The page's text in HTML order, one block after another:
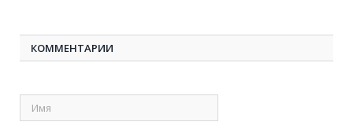
КОММЕНТАРИИ